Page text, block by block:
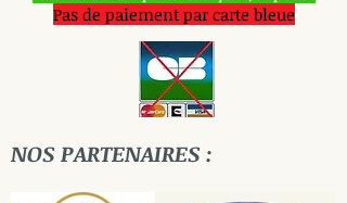
Pas de paiement par carte bleue
NOS PARTENAIRES :